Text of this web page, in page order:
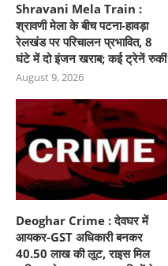
Shravani Mela Train :
श्रावणी मेला के बीच पटना-हावड़ा
रेलखंड पर परिचालन प्रभावित, 8
घंटे में दो इंजन खराब; कई ट्रेनें रुकीं
August 9, 2026
Deoghar Crime : देवघर में
आयकर-GST अधिकारी बनकर
40.50 लाख की लूट, राइस मिल